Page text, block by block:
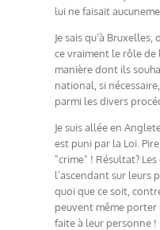
lui ne faisait
Je sais qu’à
ce vraiment le rôle de
manière dont ils
national, si
parmi les divers
Je suis allée en
est puni par la Loi.
"crime" ! Résultat?
l’ascendant sur leurs
quoi que ce soit,
peuvent même
faite à leur personne !